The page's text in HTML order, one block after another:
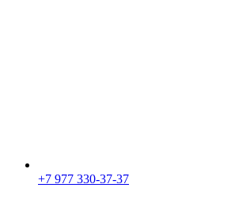
+7 977 330-37-37